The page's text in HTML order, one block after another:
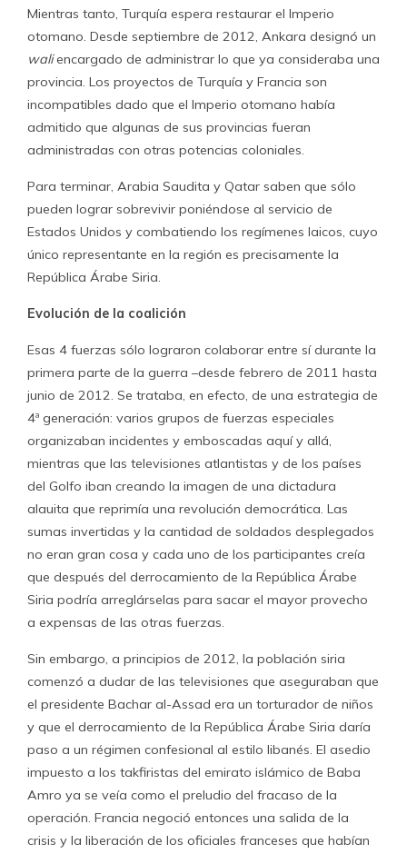
Mientras tanto, Turquía espera restaurar el Imperio
otomano. Desde septiembre de 2012, Ankara designó un
waliencargado de administrar lo que ya consideraba una
provincia. Los proyectos de Turquía y Francia son
incompatibles dado que el Imperio otomano había
admitido que algunas de sus provincias fueran
administradas con otras potencias coloniales.
Para terminar, Arabia Saudita y Qatar saben que sólo
pueden lograr sobrevivir poniéndose al servicio de
Estados Unidos y combatiendo los regímenes laicos, cuyo
único representante en la región es precisamente la
República Árabe Siria.
Evolución de la coalición
Esas 4 fuerzas sólo lograron colaborar entre sí durante la
primera parte de la guerra –desde febrero de 2011 hasta
junio de 2012. Se trataba, en efecto, de una estrategia de
4ª generación: varios grupos de fuerzas especiales
organizaban incidentes y emboscadas aquí y allá,
mientras que las televisiones atlantistas y de los países
del Golfo iban creando la imagen de una dictadura
alauita que reprimía una revolución democrática. Las
sumas invertidas y la cantidad de soldados desplegados
no eran gran cosa y cada uno de los participantes creía
que después del derrocamiento de la República Árabe
Siria podría arreglárselas para sacar el mayor provecho
a expensas de las otras fuerzas.
Sin embargo, a principios de 2012, la población siria
comenzó a dudar de las televisiones que aseguraban que
el presidente Bachar al-Assad era un torturador de niños
y que el derrocamiento de la República Árabe Siria daría
paso a un régimen confesional al estilo libanés. El asedio
impuesto a los takfiristas del emirato islámico de Baba
Amro ya se veía como el preludio del fracaso de la
operación. Francia negoció entonces una salida de la
crisis y la liberación de los oficiales franceses que habían